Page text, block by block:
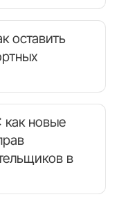
оставить
как новые
в